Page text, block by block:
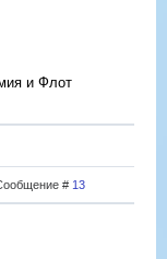
и Флот
# 13